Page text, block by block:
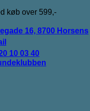
køb over 599,-
16, 8700 Horsens
10 03 40